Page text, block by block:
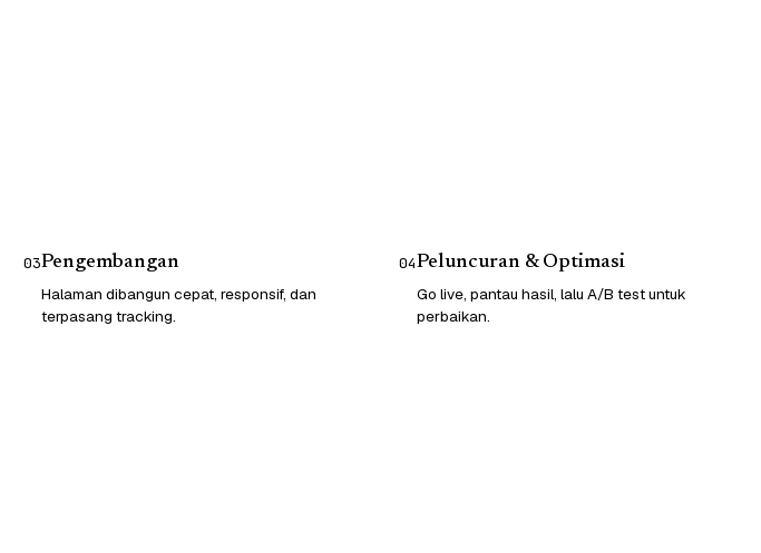
03Pengembangan
Halaman dibangun cepat, responsif, dan
terpasang tracking.
04Peluncuran & Optimasi
Go live, pantau hasil, lalu A/B test untuk
perbaikan.